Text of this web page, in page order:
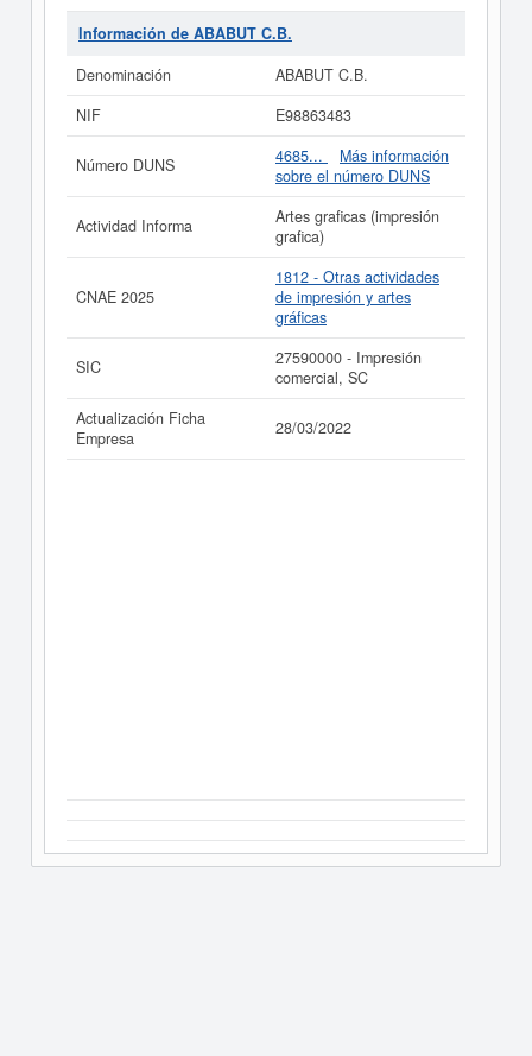
C.B.se clasifica dentro del Sistema Internacional de
Clasificación en la actividad 27590000. Para saber a
otras similares, puede hacerlo desde esta misma web.
Si está interesado en conocer más datos de la empresa
ABABUT C.B. puede
acceder inmediatamente a este
de ABABUT C.B. y consultar los
resultados de sus años de actividad, así como los
balances y cuentas de resultados disponibles.
La última actualización del informe de empresa se ha
realizado el 28/03/2022.
Información de ABABUT C.B.
Denominación
ABABUT C.B.
NIF
E98863483
Número DUNS 4685...
Más información
sobre el número DUNS
Actividad Informa
Artes graficas (impresión
grafica)
CNAE 2025
1812 - Otras actividades
de impresión y artes
gráficas
SIC
27590000 - Impresión
comercial, SC
Actualización Ficha
Empresa
28/03/2022